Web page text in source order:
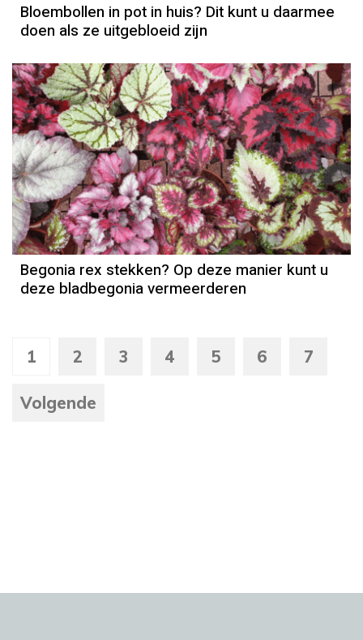
Bloembollen in pot in huis? Dit kunt u daarmee
doen als ze uitgebloeid zijn
Begonia rex stekken? Op deze manier kunt u
deze bladbegonia vermeerderen
1 2 3 4 5 6 7
Volgende